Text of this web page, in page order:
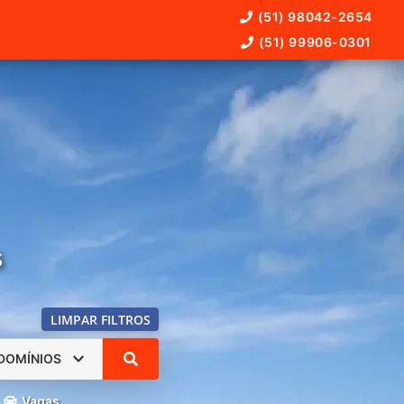
(51) 98042-2654
(51) 99906-0301
LIMPAR FILTROS
Vagas